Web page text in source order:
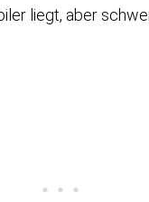
liegt, aber